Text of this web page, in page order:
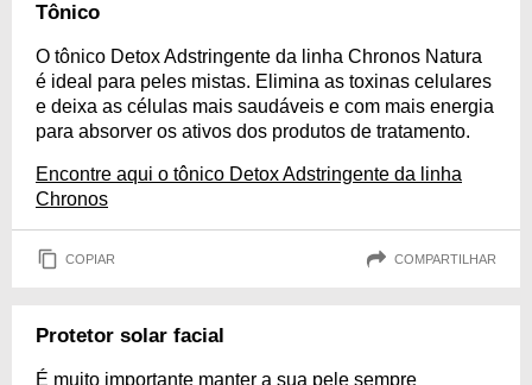
Tônico
O tônico Detox Adstringente da linha Chronos Natura
é ideal para peles mistas. Elimina as toxinas celulares
e deixa as células mais saudáveis e com mais energia
para absorver os ativos dos produtos de tratamento.
Encontre aqui o tônico Detox Adstringente da linha
Chronos
COPIAR COMPARTILHAR
Protetor solar facial
É muito importante manter a sua pele sempre